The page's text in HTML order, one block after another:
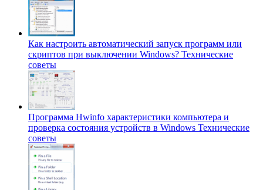
Как настроить автоматический запуск программ или
скриптов при выключении Windows? Технические
советы
Программа Hwinfo характеристики компьютера и
проверка состояния устройств в Windows Технические
советы